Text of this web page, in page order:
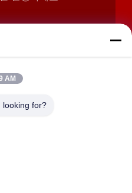
AM
looking for?